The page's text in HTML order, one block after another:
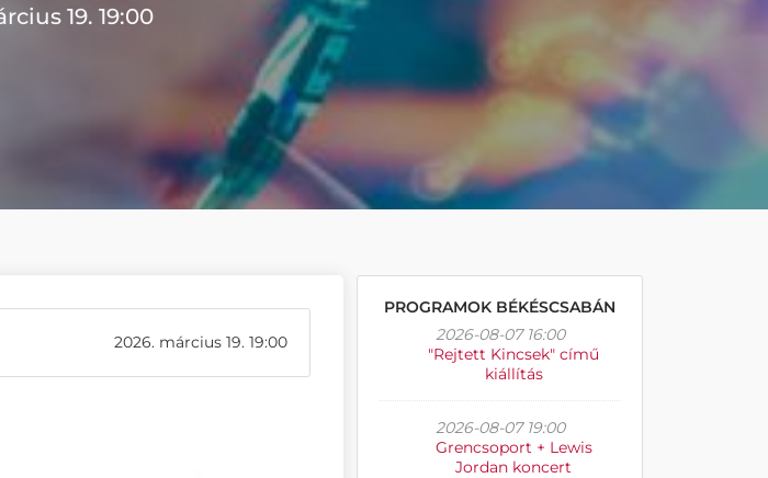
19. 19:00
2026. március 19. 19:00
PROGRAMOK BÉKÉSCSABÁN
2026-08-07 16:00
"Rejtett Kincsek" című
kiállítás
2026-08-07 19:00
Grencsoport + Lewis
Jordan koncert